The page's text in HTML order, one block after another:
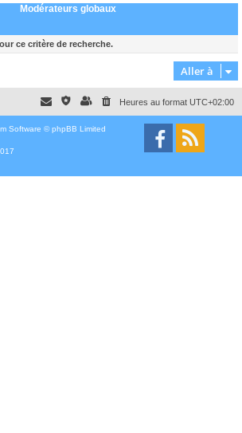
Modérateurs globaux
ce critère de recherche.
Aller à
Heures au format UTC+02:00
Software © phpBB Limited